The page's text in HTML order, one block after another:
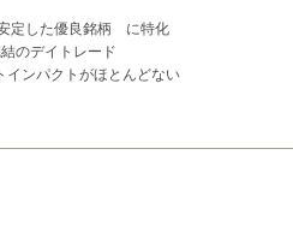
定した優良銘柄 に特化
のデイトレード
インパクトがほとんどない